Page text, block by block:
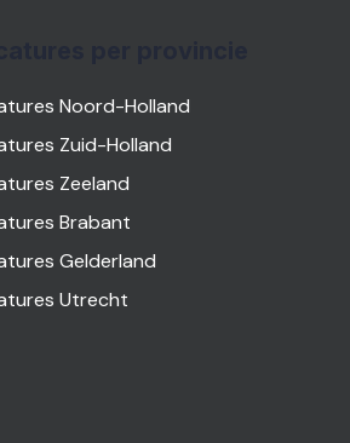
Noord-Holland
Zuid-Holland
Zeeland
Brabant
Gelderland
Utrecht